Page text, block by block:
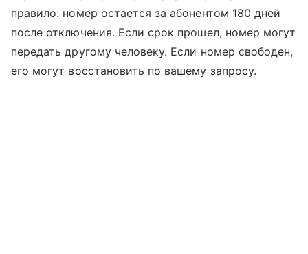
правило: номер остается за абонентом 180 дней
после отключения. Если срок прошел, номер могут
передать другому человеку. Если номер свободен,
его могут восстановить по вашему запросу.